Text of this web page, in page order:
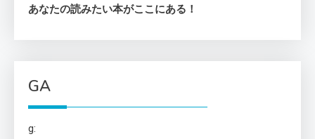
あなたの読みたい本がここにある！
GA
g: